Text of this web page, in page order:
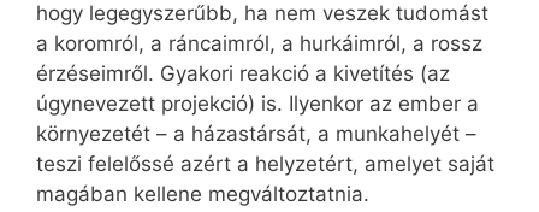
hogy legegyszerűbb, ha nem veszek tudomást
a koromról, a ráncaimról, a hurkáimról, a rossz
érzéseimről. Gyakori reakció a kivetítés (az
úgynevezett projekció) is. Ilyenkor az ember a
környezetét – a házastársát, a munkahelyét –
teszi felelőssé azért a helyzetért, amelyet saját
magában kellene megváltoztatnia.